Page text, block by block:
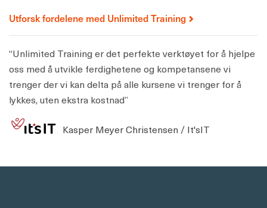
Utforsk fordelene med Unlimited Training
“Unlimited Training er det perfekte verktøyet for å hjelpe
oss med å utvikle ferdighetene og kompetansene vi
trenger der vi kan delta på alle kursene vi trenger for å
lykkes, uten ekstra kostnad”
Kasper Meyer Christensen / It'sIT